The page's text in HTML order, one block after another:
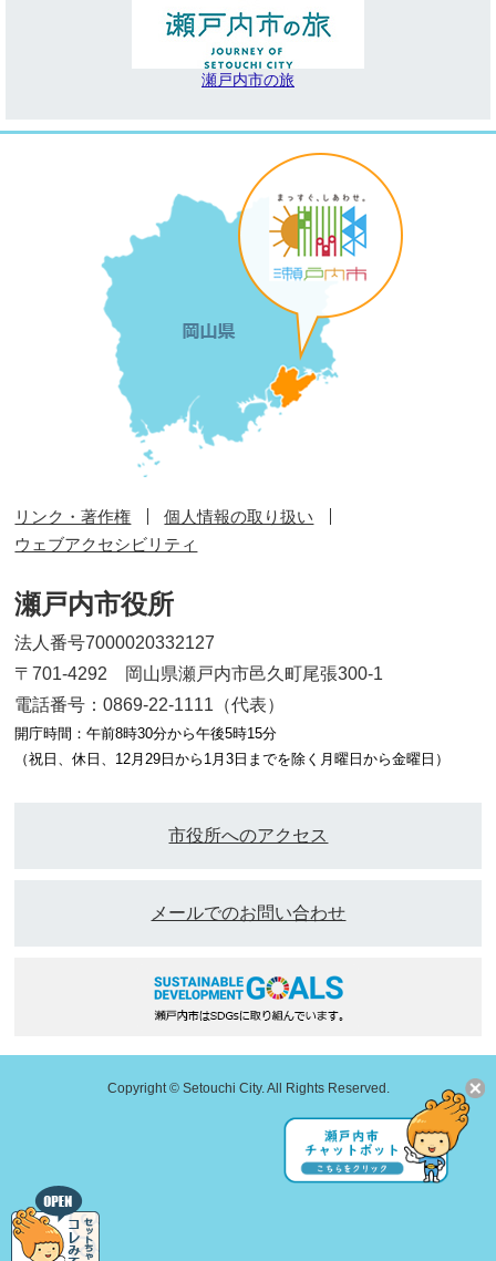
瀬戸内市の旅
リンク・著作権
個人情報の取り扱い
ウェブアクセシビリティ
瀬戸内市役所
法人番号7000020332127
〒701-4292 岡山県瀬戸内市邑久町尾張300-1
電話番号：0869-22-1111（代表）
開庁時間：午前8時30分から午後5時15分
（祝日、休日、12月29日から1月3日までを除く月曜日から金曜日）
市役所へのアクセス
メールでのお問い合わせ
Copyright © Setouchi City. All Rights Reserved.